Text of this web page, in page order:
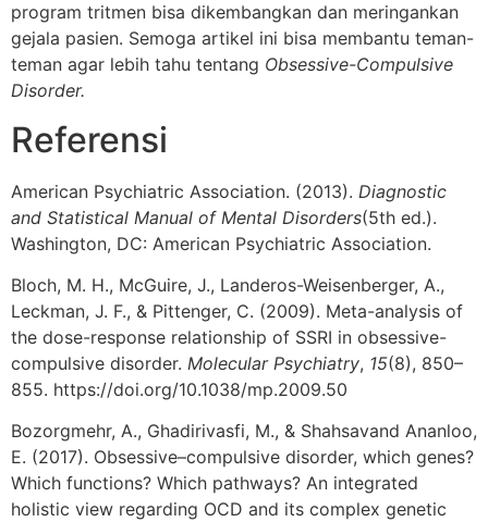
program tritmen bisa dikembangkan dan meringankan
gejala pasien. Semoga artikel ini bisa membantu teman-
teman agar lebih tahu tentang Obsessive-Compulsive
Disorder.
Referensi
American Psychiatric Association. (2013). Diagnostic
and Statistical Manual of Mental Disorders(5th ed.).
Washington, DC: American Psychiatric Association.
‌Bloch, M. H., McGuire, J., Landeros-Weisenberger, A.,
Leckman, J. F., & Pittenger, C. (2009). Meta-analysis of
the dose-response relationship of SSRI in obsessive-
compulsive disorder. Molecular Psychiatry, 15(8), 850–
855. https://doi.org/10.1038/mp.2009.50
Bozorgmehr, A., Ghadirivasfi, M., & Shahsavand Ananloo,
E. (2017). Obsessive–compulsive disorder, which genes?
Which functions? Which pathways? An integrated
holistic view regarding OCD and its complex genetic